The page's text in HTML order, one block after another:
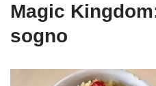
Magic
sogno